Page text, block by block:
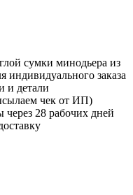
сумки минодьера из
индивидуального заказа
и детали
чек от ИП)
28 рабочих дней